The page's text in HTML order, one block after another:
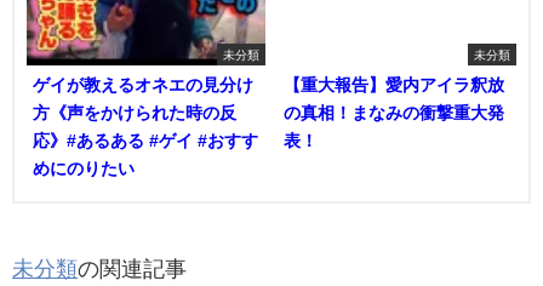
未分類
ゲイが教えるオネエの見分け
方《声をかけられた時の反
応》#あるある #ゲイ #おすす
めにのりたい
未分類
【重大報告】愛内アイラ釈放
の真相！まなみの衝撃重大発
表！
未分類の関連記事